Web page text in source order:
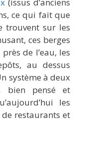
ce qui fait que
trouvent sur les
ces berges
de l’eau, les
au dessus
système à deux
bien pensé et
les
restaurants et